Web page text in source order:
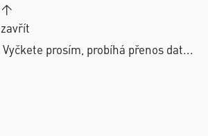
↑
zavřít
Vyčkete prosím, probíhá přenos dat...